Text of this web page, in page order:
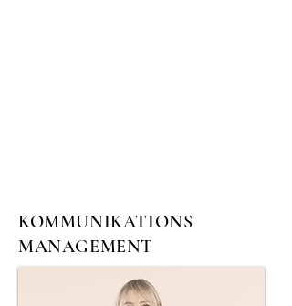
KOMMUNIKATIONS
MANAGEMENT